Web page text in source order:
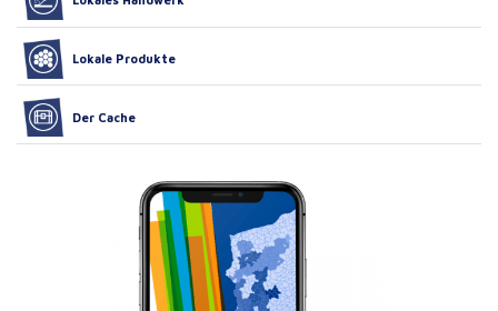
Lokale Produkte
Der Cache